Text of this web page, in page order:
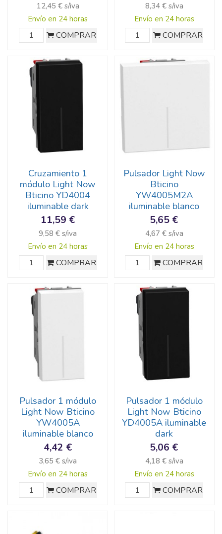
12,45 € s/iva
Envío en 24 horas
COMPRAR
8,34 € s/iva
Envío en 24 horas
COMPRAR
Cruzamiento 1
módulo Light Now
Bticino YD4004
iluminable dark
11,59 €
9,58 € s/iva
Envío en 24 horas
COMPRAR
Pulsador Light Now
Bticino
YW4005M2A
iluminable blanco
5,65 €
4,67 € s/iva
Envío en 24 horas
COMPRAR
Pulsador 1 módulo
Light Now Bticino
YW4005A
iluminable blanco
4,42 €
3,65 € s/iva
Envío en 24 horas
COMPRAR
Pulsador 1 módulo
Light Now Bticino
YD4005A iluminable
dark
5,06 €
4,18 € s/iva
Envío en 24 horas
COMPRAR